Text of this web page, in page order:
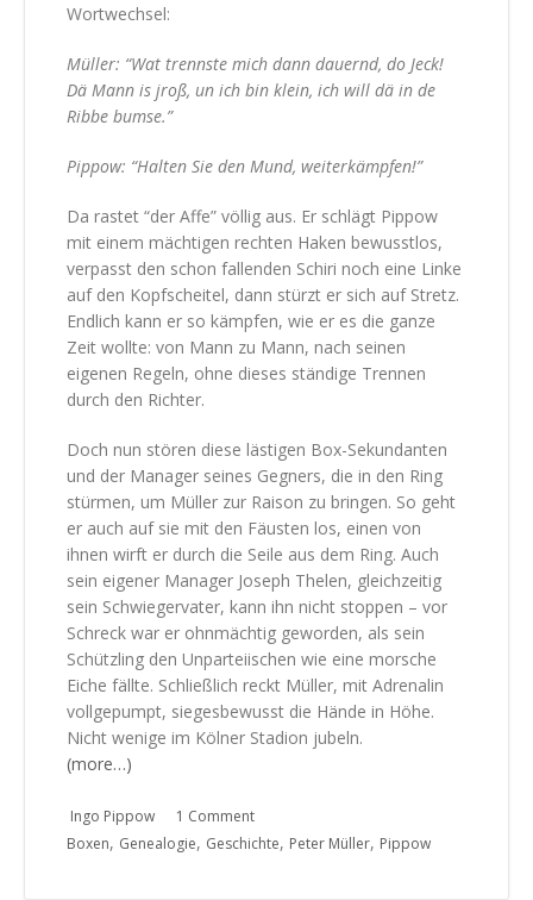
Wortwechsel:
Müller: “Wat trennste mich dann dauernd, do Jeck!
Dä Mann is jroß, un ich bin klein, ich will dä in de
Ribbe bumse.”
Pippow: “Halten Sie den Mund, weiterkämpfen!”
Da rastet “der Affe” völlig aus. Er schlägt Pippow
mit einem mächtigen rechten Haken bewusstlos,
verpasst den schon fallenden Schiri noch eine Linke
auf den Kopfscheitel, dann stürzt er sich auf Stretz.
Endlich kann er so kämpfen, wie er es die ganze
Zeit wollte: von Mann zu Mann, nach seinen
eigenen Regeln, ohne dieses ständige Trennen
durch den Richter.
Doch nun stören diese lästigen Box-Sekundanten
und der Manager seines Gegners, die in den Ring
stürmen, um Müller zur Raison zu bringen. So geht
er auch auf sie mit den Fäusten los, einen von
ihnen wirft er durch die Seile aus dem Ring. Auch
sein eigener Manager Joseph Thelen, gleichzeitig
sein Schwiegervater, kann ihn nicht stoppen – vor
Schreck war er ohnmächtig geworden, als sein
Schützling den Unparteiischen wie eine morsche
Eiche fällte. Schließlich reckt Müller, mit Adrenalin
vollgepumpt, siegesbewusst die Hände in Höhe.
Nicht wenige im Kölner Stadion jubeln.
(more…)
Ingo Pippow
1 Comment
Boxen, Genealogie, Geschichte, Peter Müller, Pippow